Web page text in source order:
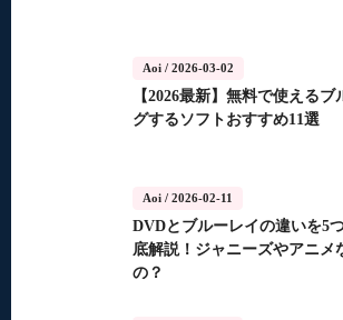
Aoi/ 2026-03-02
【2026最新】無料で使える
グするソフトおすすめ11選
Aoi/ 2026-02-11
DVDとブルーレイの違いを5
底解説！ジャニーズやアニメ
の？